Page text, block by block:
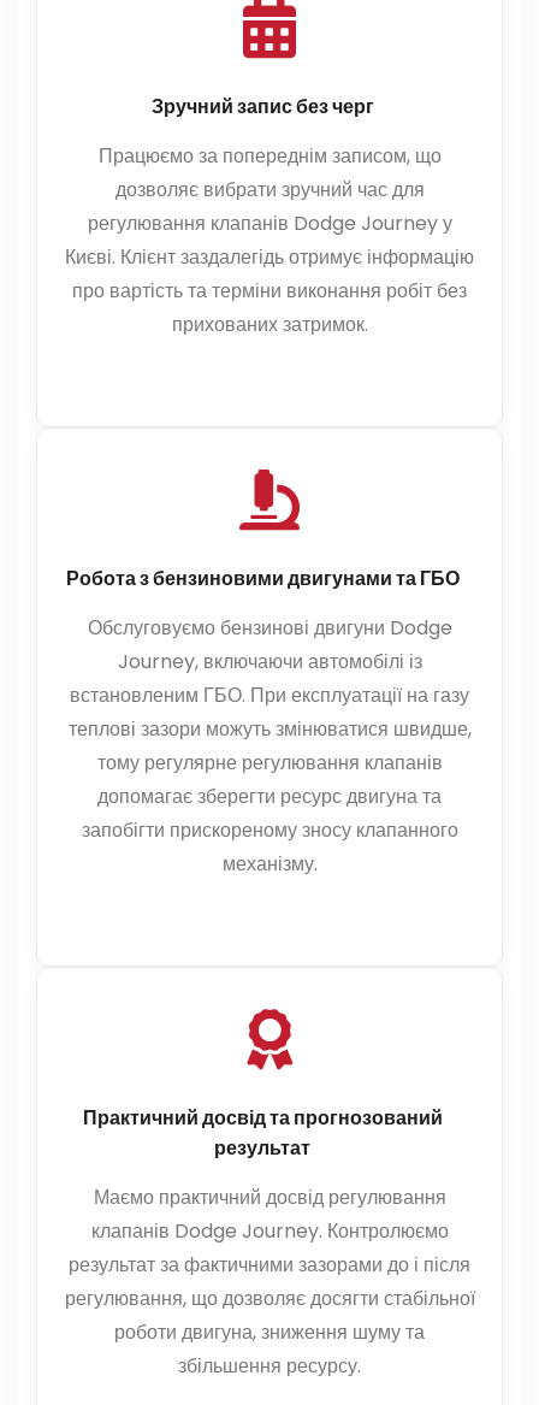
Зручний запис без черг
Працюємо за попереднім записом, що
дозволяє вибрати зручний час для
регулювання клапанів Dodge Journey у
Києві. Клієнт заздалегідь отримує інформацію
про вартість та терміни виконання робіт без
прихованих затримок.
Робота з бензиновими двигунами та ГБО
Обслуговуємо бензинові двигуни Dodge
Journey, включаючи автомобілі із
встановленим ГБО. При експлуатації на газу
теплові зазори можуть змінюватися швидше,
тому регулярне регулювання клапанів
допомагає зберегти ресурс двигуна та
запобігти прискореному зносу клапанного
механізму.
Практичний досвід та прогнозований
результат
Маємо практичний досвід регулювання
клапанів Dodge Journey. Контролюємо
результат за фактичними зазорами до і після
регулювання, що дозволяє досягти стабільної
роботи двигуна, зниження шуму та
збільшення ресурсу.